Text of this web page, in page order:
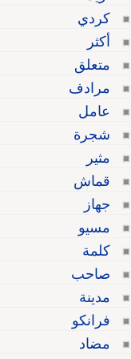
كردي
أكثر
متعلق
مرادف
عامل
شجرة
مثير
قماش
جهاز
مسيو
كلمة
صاحب
مدينة
فرانكو
مضاد